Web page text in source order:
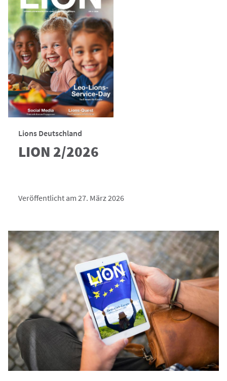
Lions Deutschland
LION 2/2026
Veröffentlicht am 27. März 2026